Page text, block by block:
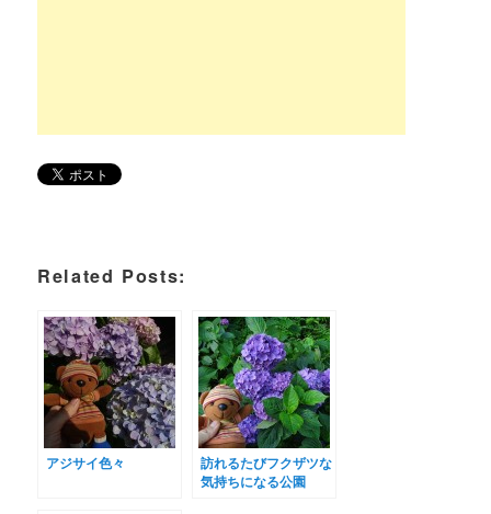
Related Posts:
アジサイ色々
訪れるたびフクザツな
気持ちになる公園